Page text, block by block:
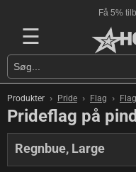
Få 5%
☰
Produkter › Pride › Flag ›
Prideflag på
Regnbue, Large